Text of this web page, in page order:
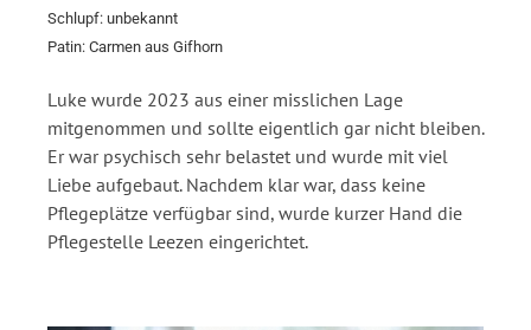
Schlupf: unbekannt
Patin: Carmen aus Gifhorn
Luke wurde 2023 aus einer misslichen Lage
mitgenommen und sollte eigentlich gar nicht bleiben.
Er war psychisch sehr belastet und wurde mit viel
Liebe aufgebaut. Nachdem klar war, dass keine
Pflegeplätze verfügbar sind, wurde kurzer Hand die
Pflegestelle Leezen eingerichtet.